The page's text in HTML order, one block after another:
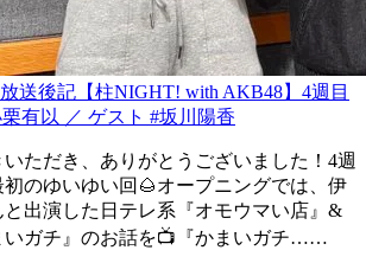
送後記【柱NIGHT! with AKB48】4週目
栗有以 ／ ゲスト #坂川陽香
ただき、ありがとうございました！4週
初のゆいゆい回🌰オープニングでは、伊
出演した日テレ系『オモウマい店』&
いガチ』のお話を📺『かまいガチ……